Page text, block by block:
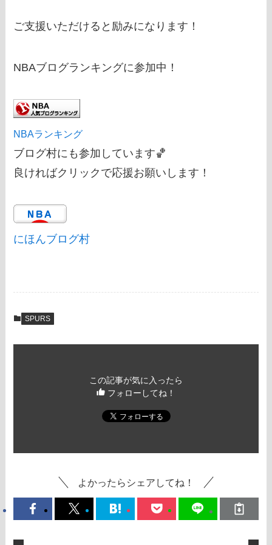
ご支援いただけると励みになります！
NBAブログランキングに参加中！
NBAランキング
ブログ村にも参加しています🏀
良ければクリックで応援お願いします！
にほんブログ村
SPURS
この記事が気に入ったら
フォローしてね！
よかったらシェアしてね！